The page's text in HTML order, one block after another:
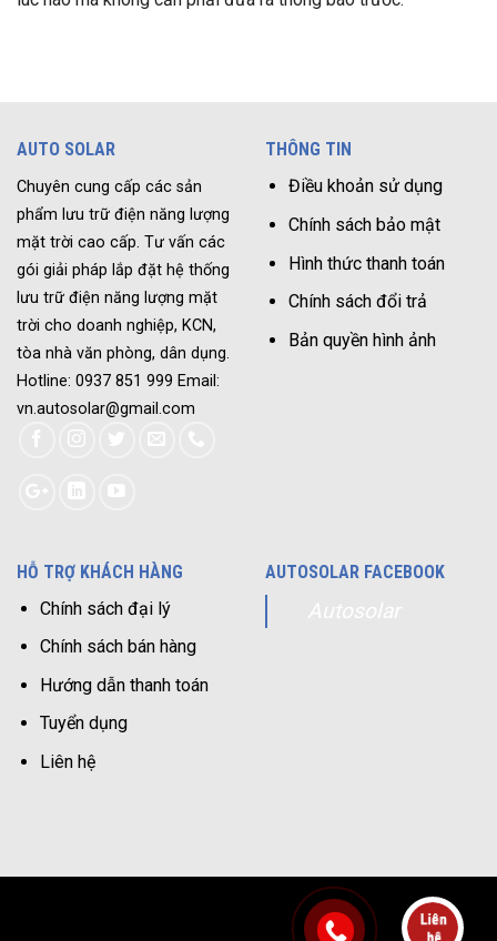
AUTO SOLAR
Chuyên cung cấp các sản
phẩm lưu trữ điện năng lượng
mặt trời cao cấp. Tư vấn các
gói giải pháp lắp đặt hệ thống
lưu trữ điện năng lượng mặt
trời cho doanh nghiệp, KCN,
tòa nhà văn phòng, dân dụng.
Hotline: 0937 851 999 Email:
vn.autosolar@gmail.com
THÔNG TIN
Điều khoản sử dụng
Chính sách bảo mật
Hình thức thanh toán
Chính sách đổi trả
Bản quyền hình ảnh
HỖ TRỢ KHÁCH HÀNG
Chính sách đại lý
Chính sách bán hàng
Hướng dẫn thanh toán
Tuyển dụng
Liên hệ
AUTOSOLAR FACEBOOK